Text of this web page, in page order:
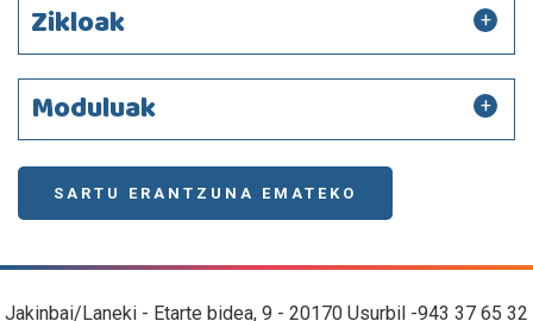
Zikloak
Moduluak
SARTU ERANTZUNA EMATEKO
Jakinbai/Laneki - Etarte bidea, 9 - 20170 Usurbil -943 37 65 32